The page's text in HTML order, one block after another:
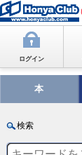
ログイン
本
検索